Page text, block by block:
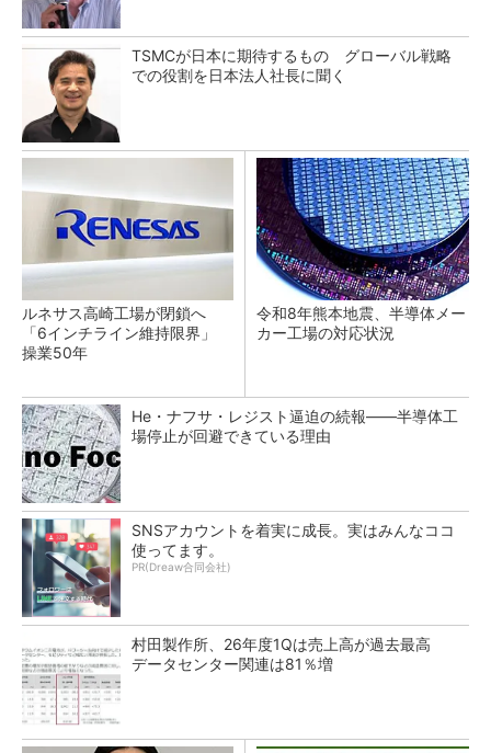
TSMCが日本に期待するもの グローバル戦略
での役割を日本法人社長に聞く
ルネサス高崎工場が閉鎖へ
「6インチライン維持限界」
操業50年
令和8年熊本地震、半導体メー
カー工場の対応状況
He・ナフサ・レジスト逼迫の続報――半導体工
場停止が回避できている理由
SNSアカウントを着実に成長。実はみんなココ
使ってます。
PR(Dreaw合同会社)
村田製作所、26年度1Qは売上高が過去最高
データセンター関連は81％増